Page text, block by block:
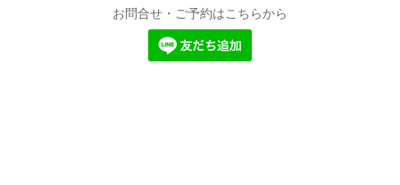
お問合せ・ご予約はこちらから